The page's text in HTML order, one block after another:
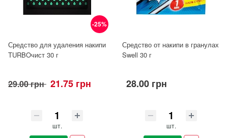
-25%
Средство для удаления накипи
TURBOчист 30 г
29.00 грн 21.75 грн
шт.
Средство от накипи в гранулах
Swell 30 г
28.00 грн
шт.